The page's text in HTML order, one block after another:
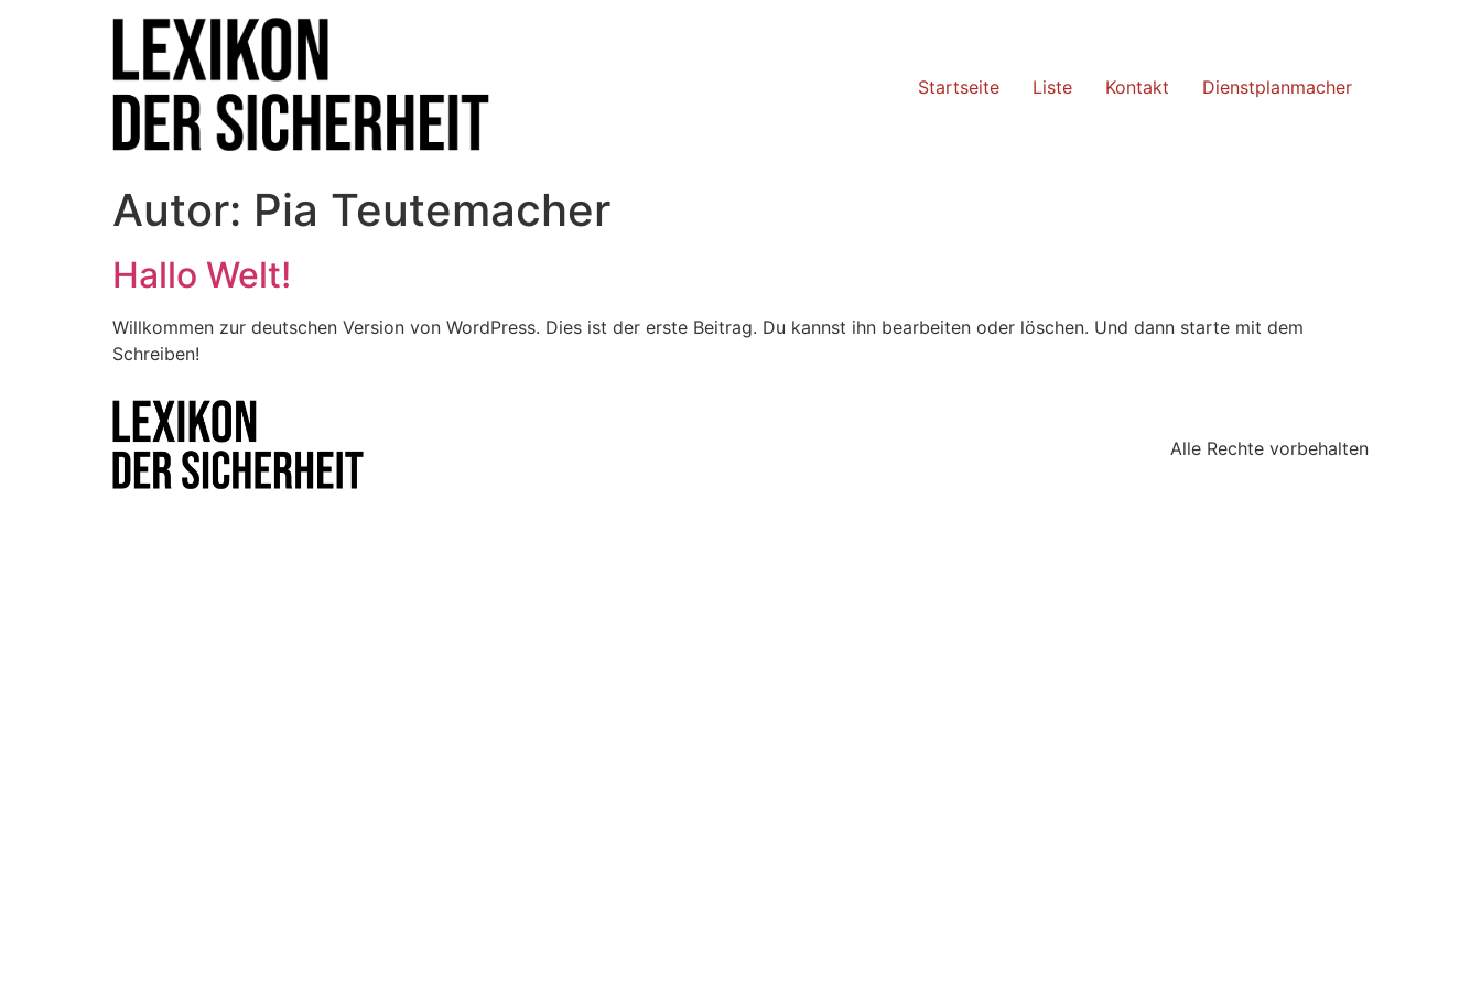
Startseite Liste Kontakt Dienstplanmacher
Autor: Pia Teutemacher
Hallo Welt!
Willkommen zur deutschen Version von WordPress. Dies ist der erste Beitrag. Du kannst ihn bearbeiten oder löschen. Und dann starte mit dem
Schreiben!
Alle Rechte vorbehalten